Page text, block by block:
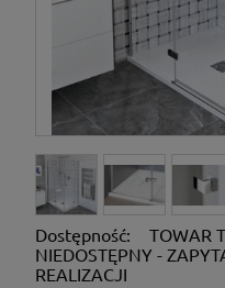
Dostępność:
TOWAR
NIEDOSTĘPNY -
REALIZACJI